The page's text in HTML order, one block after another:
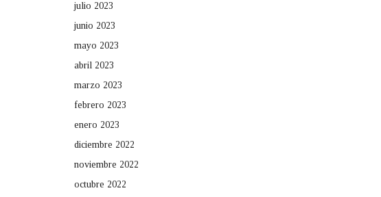
julio 2023
junio 2023
mayo 2023
abril 2023
marzo 2023
febrero 2023
enero 2023
diciembre 2022
noviembre 2022
octubre 2022